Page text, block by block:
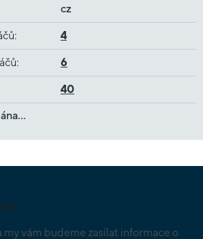
cz
: 4
: 6
40
my vám budeme zasílat informace o